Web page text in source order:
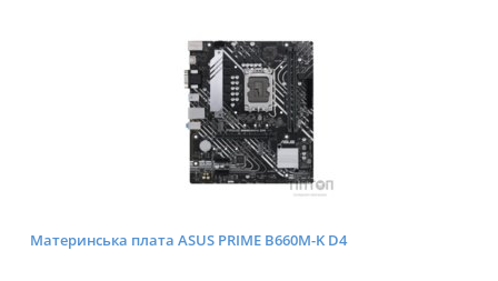
Материнська плата ASUS PRIME B660M-K D4